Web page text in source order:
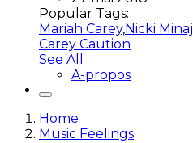
Popular Tags:
Mariah Carey,Nicki Minaj
Carey Caution
See All
A-propos
Home
Music Feelings